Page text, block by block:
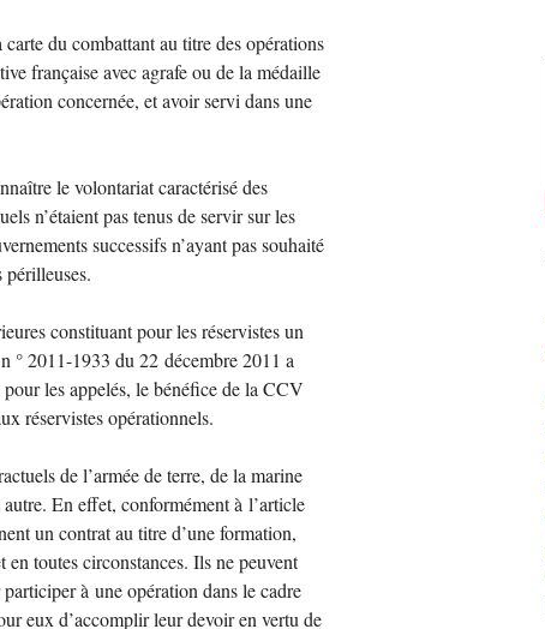
du combattant au titre des opérations
française avec agrafe ou de la médaille
concernée, et avoir servi dans une
le volontariat caractérisé des
n’étaient pas tenus de servir sur les
successifs n’ayant pas souhaité
périlleuses.
constituant pour les réservistes un
° 2011-1933 du 22 décembre 2011 a
les appelés, le bénéfice de la CCV
réservistes opérationnels.
de l’armée de terre, de la marine
En effet, conformément à l’article
un contrat au titre d’une formation,
toutes circonstances. Ils ne peuvent
à une opération dans le cadre
eux d’accomplir leur devoir en vertu de